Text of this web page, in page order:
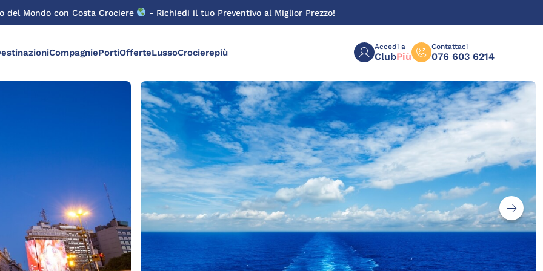
del Mondo con Costa Crociere - Richiedi il tuo Preventivo al Miglior Prezzo!
CompagniePortiOfferteLussoCrocierepiù
Accedi a
ClubPiù
Contattaci
076 603 6214